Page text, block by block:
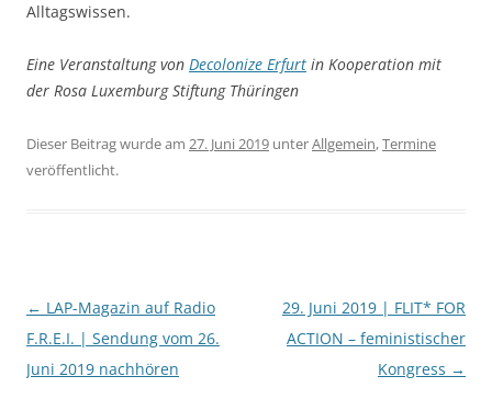
Alltagswissen.
Eine Veranstaltung von Decolonize Erfurt in Kooperation mit
der Rosa Luxemburg Stiftung Thüringen
Dieser Beitrag wurde am 27. Juni 2019 unterAllgemein,Termine
veröffentlicht.
Beitragsnavigation
← LAP-Magazin auf Radio
F.R.E.I. | Sendung vom 26.
Juni 2019 nachhören
29. Juni 2019 | FLIT* FOR
ACTION – feministischer
Kongress →